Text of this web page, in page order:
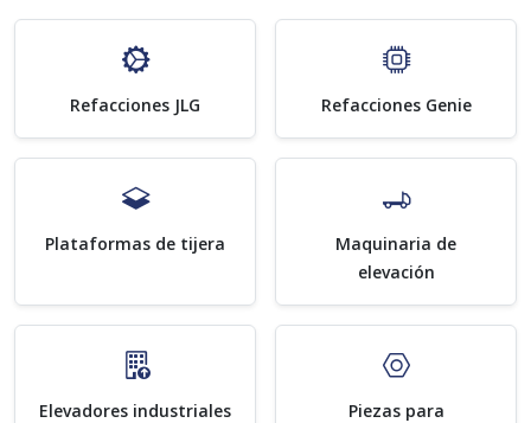
Refacciones JLG Refacciones Genie
Plataformas de tijera
Maquinaria de
elevación
Elevadores industriales
Piezas para